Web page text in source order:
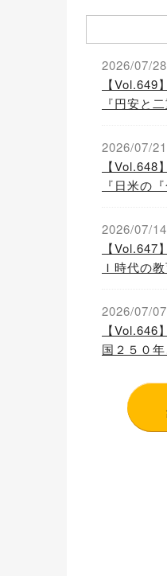
2026/07/28
【
『円安と
2026/07/21
【
『日米の
2026/07/14
【Vol.647
Ｉ時代の
2026/07/07
【
国２５０